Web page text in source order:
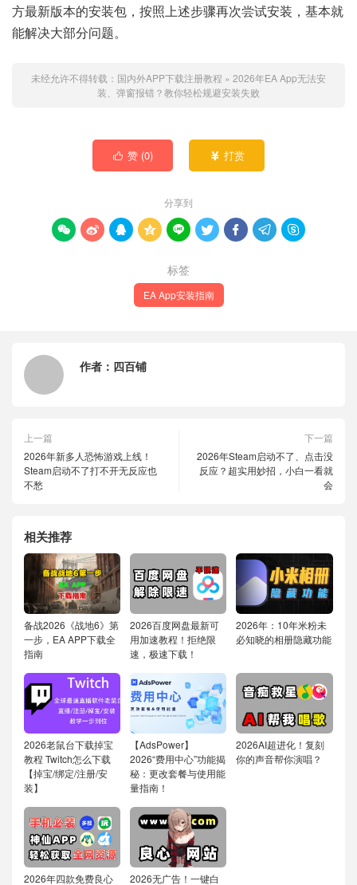
方最新版本的安装包，按照上述步骤再次尝试安装，基本就
能解决大部分问题。
未经允许不得转载： 国内外APP下载注册教程 » 2026年EA App无法安
装、弹窗报错？教你轻松规避安装失败
 赞 (0)  打赏
分享到
        
标签
EA App安装指南
作者： 四百铺
上一篇
2026年新多人恐怖游戏上线！
Steam启动不了打不开无反应也
不愁
下一篇
2026年Steam启动不了、点击没
反应？超实用妙招，小白一看就
会
相关推荐
备战2026《战地6》第
一步，EA APP下载全
指南
2026百度网盘最新可
用加速教程！拒绝限
速，极速下载！
2026年：10年米粉未
必知晓的相册隐藏功能
2026老鼠台下载掉宝
教程 Twitch怎么下载
【掉宝/绑定/注册/安
装】
【AdsPower】
2026“费用中心”功能揭
秘：更改套餐与使用能
量指南！
2026AI超进化！复刻
你的声音帮你演唱？
2026年四款免费良心 2026无广告！一键白